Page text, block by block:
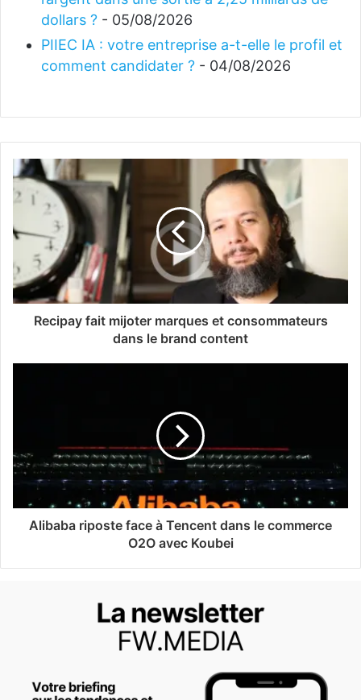
dollars ? - 05/08/2026
PIIEC IA : votre entreprise a-t-elle le profil et
comment candidater ? - 04/08/2026
Recipay fait mijoter marques et consommateurs
dans le brand content
Alibaba riposte face à Tencent dans le commerce
O2O avec Koubei